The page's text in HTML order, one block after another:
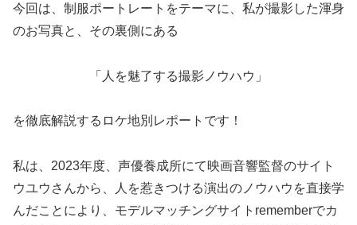
今回は、制服ポートレートをテーマに、私が撮影した渾身
のお写真と、その裏側にある
「人を魅了する撮影ノウハウ」
を徹底解説するロケ地別レポートです！
私は、2023年度、声優養成所にて映画音響監督のサイト
ウユウさんから、人を惹きつける演出のノウハウを直接学
んだことにより、モデルマッチングサイトrememberでカ